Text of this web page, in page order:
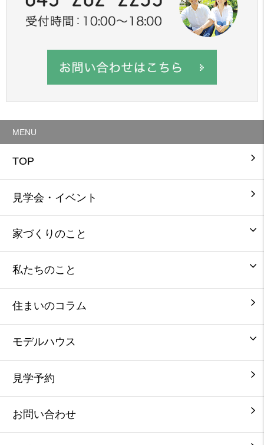
MENU
TOP
見学会・イベント
家づくりのこと
私たちのこと
住まいのコラム
モデルハウス
見学予約
お問い合わせ